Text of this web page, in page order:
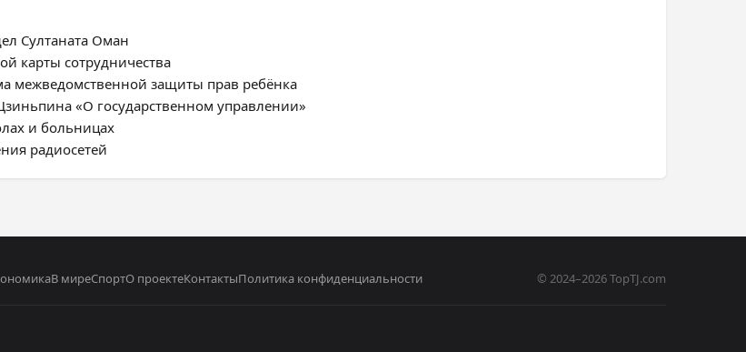
Султаната Оман
карты сотрудничества
межведомственной защиты прав ребёнка
«О государственном управлении»
и больницах
радиосетей
В миреСпортО проектеКонтактыПолитика конфиденциальности © 2024–2026 TopTJ.com